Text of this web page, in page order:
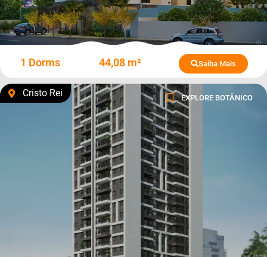
1 Dorms 44,08 m² Saiba Mais
Cristo Rei EXPLORE BOTÂNICO